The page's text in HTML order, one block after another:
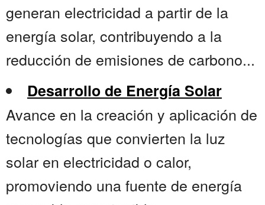
generan electricidad a partir de la
energía solar, contribuyendo a la
reducción de emisiones de carbono...
Desarrollo de Energía Solar
Avance en la creación y aplicación de
tecnologías que convierten la luz
solar en electricidad o calor,
promoviendo una fuente de energía